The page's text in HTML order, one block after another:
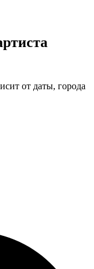
от даты, города